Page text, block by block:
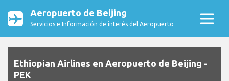
Aeropuerto de Beijing
Servicios e Información de interés del Aeropuerto
Ethiopian Airlines en Aeropuerto de Beijing -
PEK